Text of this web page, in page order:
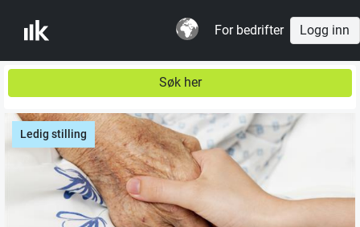
For bedrifter Logg inn
Søk her
Ledig stilling